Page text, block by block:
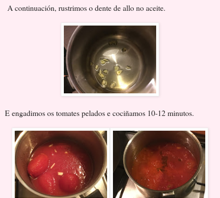
A continuación, rustrimos o dente de allo no aceite.
E engadimos os tomates pelados e cociñamos 10-12 minutos.